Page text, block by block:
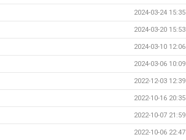
2024-03-24 15:35
2024-03-20 15:53
2024-03-10 12:06
2024-03-06 10:09
2022-12-03 12:39
2022-10-16 20:35
2022-10-07 21:59
2022-10-06 22:47